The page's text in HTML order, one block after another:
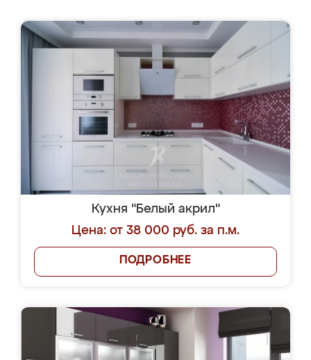
Кухня "Белый акрил"
Цена: от 38 000 руб. за п.м.
ПОДРОБНЕЕ